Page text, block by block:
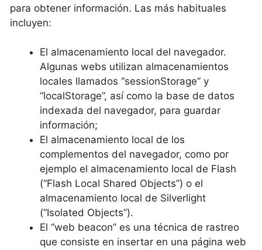
para obtener información. Las más habituales
incluyen:
El almacenamiento local del navegador.
Algunas webs utilizan almacenamientos
locales llamados “sessionStorage” y
“localStorage”, así como la base de datos
indexada del navegador, para guardar
información;
El almacenamiento local de los
complementos del navegador, como por
ejemplo el almacenamiento local de Flash
(“Flash Local Shared Objects”) o el
almacenamiento local de Silverlight
(“Isolated Objects”).
El “web beacon” es una técnica de rastreo
que consiste en insertar en una página web